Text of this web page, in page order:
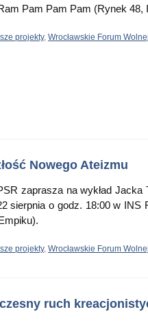
Pam Pam Pam (Rynek 48,
projekty, Wrocławskie Forum
Nowego Ateizmu
zaprasza na wykład
sierpnia o godz. 18:00 w
projekty, Wrocławskie Forum
ruch